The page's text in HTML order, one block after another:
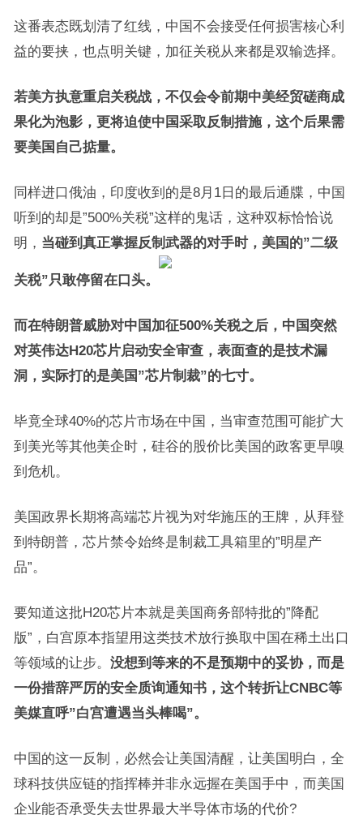
这番表态既划清了红线，中国不会接受任何损害核心利
益的要挟，也点明关键，加征关税从来都是双输选择。
若美方执意重启关税战，不仅会令前期中美经贸磋商成
果化为泡影，更将迫使中国采取反制措施，这个后果需
要美国自己掂量。
同样进口俄油，印度收到的是8月1日的最后通牒，中国
听到的却是”500%关税”这样的鬼话，这种双标恰恰说
明， 当碰到真正掌握反制武器的对手时，美国的”二级
关税”只敢停留在口头。
而在特朗普威胁对中国加征500%关税之后，中国突然
对英伟达H20芯片启动安全审查，表面查的是技术漏
洞，实际打的是美国”芯片制裁”的七寸。
毕竟全球40%的芯片市场在中国，当审查范围可能扩大
到美光等其他美企时，硅谷的股价比美国的政客更早嗅
到危机。
美国政界长期将高端芯片视为对华施压的王牌，从拜登
到特朗普，芯片禁令始终是制裁工具箱里的”明星产
品”。
要知道这批H20芯片本就是美国商务部特批的”降配
版”，白宫原本指望用这类技术放行换取中国在稀土出口
等领域的让步。 没想到等来的不是预期中的妥协，而是
一份措辞严厉的安全质询通知书，这个转折让CNBC等
美媒直呼”白宫遭遇当头棒喝”。
中国的这一反制，必然会让美国清醒，让美国明白，全
球科技供应链的指挥棒并非永远握在美国手中，而美国
企业能否承受失去世界最大半导体市场的代价?